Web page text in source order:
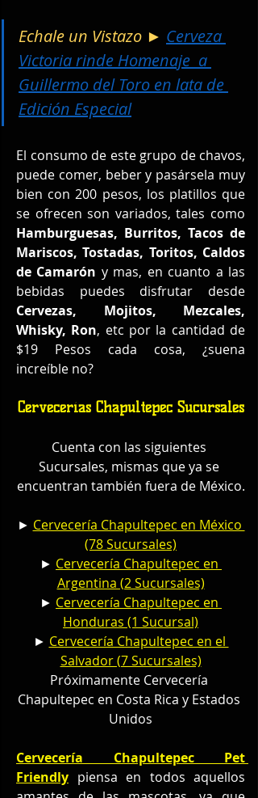
Echale un Vistazo ► Cerveza
Victoria rinde Homenaje  a
Guillermo del Toro en lata de
Edición Especial
El consumo de este grupo de chavos,
puede comer, beber y pasársela muy
bien con 200 pesos, los platillos que
Hamburguesas, Burritos, Tacos de
Mariscos, Tostadas, Toritos, Caldos
de Camarón y mas, en cuanto a las
Cervezas, Mojitos, Mezcales,
Whisky, Ron, etc por la cantidad de
$19 Pesos cada cosa, ¿suena
increíble no?
Cervecerías Chapultepec Sucursales
Cuenta con las siguientes
Sucursales, mismas que ya se
encuentran también fuera de México.
► Cervecería Chapultepec en México
(78 Sucursales)
► Cervecería Chapultepec en
Argentina (2 Sucursales)
► Cervecería Chapultepec en
Honduras (1 Sucursal)
► Cervecería Chapultepec en el
Salvador (7 Sucursales)
Próximamente Cervecería
Chapultepec en Costa Rica y Estados
Unidos
Cervecería Chapultepec Pet
Friendly piensa en todos aquellos